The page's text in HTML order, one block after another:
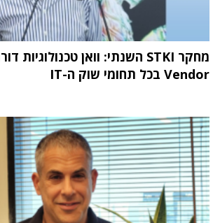
Vendor בכל תחומי שוק ה-IT